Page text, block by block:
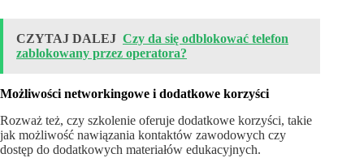
CZYTAJ DALEJ Czy da się odblokować telefon
zablokowany przez operatora?
Możliwości networkingowe i dodatkowe korzyści
Rozważ też, czy szkolenie oferuje dodatkowe korzyści, takie
jak możliwość nawiązania kontaktów zawodowych czy
dostęp do dodatkowych materiałów edukacyjnych.